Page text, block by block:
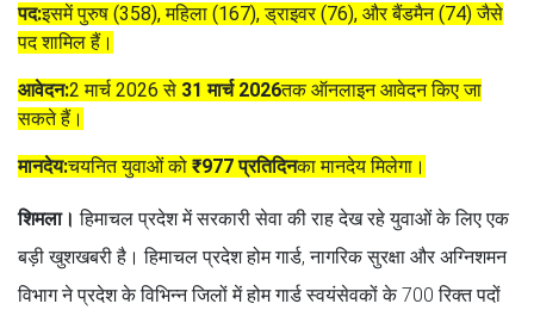
पद:इसमें पुरुष (358), महिला (167), ड्राइवर (76), और बैंडमैन (74) जैसे
पद शामिल हैं।
आवेदन:2 मार्च 2026 से 31 मार्च 2026तक ऑनलाइन आवेदन किए जा
सकते हैं।
मानदेय:चयनित युवाओं को ₹977 प्रतिदिनका मानदेय मिलेगा।
शिमला। हिमाचल प्रदेश में सरकारी सेवा की राह देख रहे युवाओं के लिए एक
बड़ी खुशखबरी है। हिमाचल प्रदेश होम गार्ड, नागरिक सुरक्षा और अग्निशमन
विभाग ने प्रदेश के विभिन्न जिलों में होम गार्ड स्वयंसेवकों के 700 रिक्त पदों